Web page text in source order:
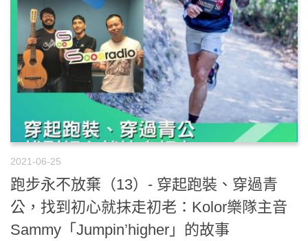
2021-06-25
跑步永不放棄（13）- 穿起跑裝、穿過青
公，找到初心就抹走初老：Kolor樂隊主音
Sammy「Jumpin’higher」的故事